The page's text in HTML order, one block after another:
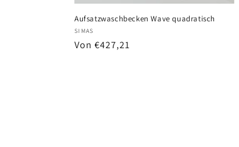
Aufsatzwaschbecken Wave quadratisch
Anbieter:
SIMAS
Normaler
Von €427,21